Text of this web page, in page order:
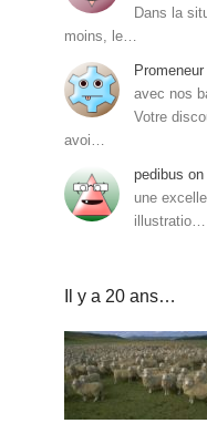
Dans la
moins, le…
Promeneur
avec nos
Votre
avoi…
pedibus on
une
illustratio…
Il y a 20 ans…